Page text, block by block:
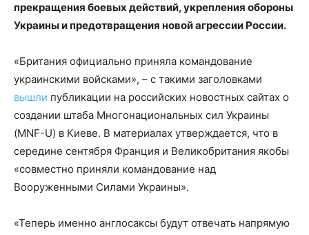
прекращения боевых действий, укрепления обороны
Украины и предотвращения новой агрессии России.
«Британия официально приняла командование
украинскими войсками», – с такими заголовками
вышли публикации на российских новостных сайтах о
создании штаба Многонациональных сил Украины
(MNF-U) в Киеве. В материалах утверждается, что в
середине сентября Франция и Великобритания якобы
«совместно приняли командование над
Вооруженными Силами Украины».
«Теперь именно англосаксы будут отвечать напрямую